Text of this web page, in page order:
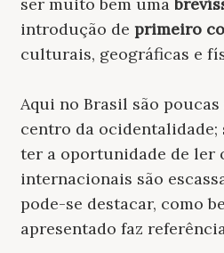
introdução de primeiro
culturais, geográficas e
Aqui no Brasil são
centro da ocidentalidade;
ter a oportunidade de ler
internacionais são
pode-se destacar, como
apresentado faz